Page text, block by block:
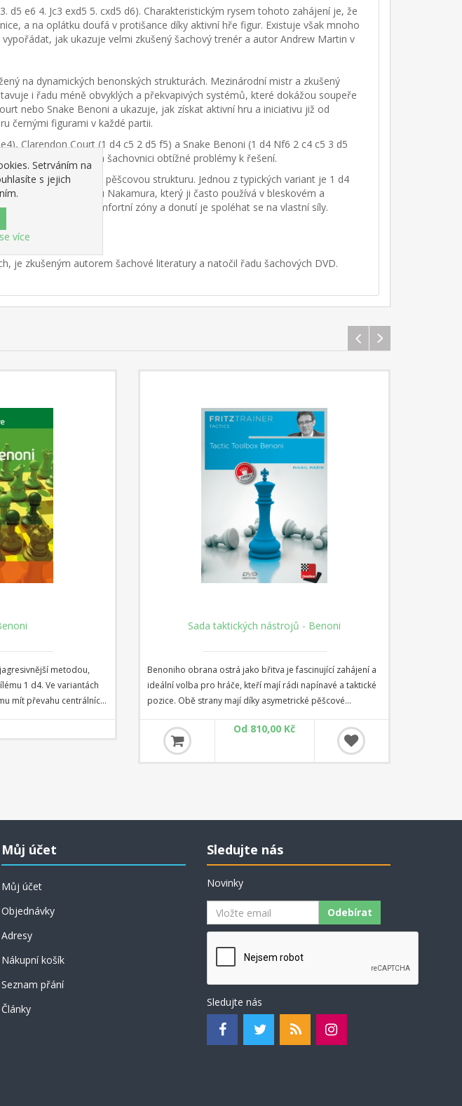
d5 e6 4. Jc3 exd5 5. cxd5 d6). Charakteristickým rysem tohoto zahájení je, že
a na oplátku doufá v protišance díky aktivní hře figur. Existuje však mnoho
jak ukazuje velmi zkušený šachový trenér a autor Andrew Martin v
na dynamických benonských strukturách. Mezinárodní mistr a zkušený
i řadu méně obvyklých a překvapivých systémů, které dokážou soupeře
nebo Snake Benoni a ukazuje, jak získat aktivní hru a iniciativu již od
černými figurami v každé partii.
Clarendon Court (1 d4 c5 2 d5 f5) a Snake Benoni (1 d4 Nf6 2 c4 c5 3 d5
kladou bílým na šachovnici obtížné problémy k řešení.
aby oslabil bílou pěšcovou strukturu. Jednou z typických variant je 1 d4
velmistr Hikaru Nakamura, který ji často používá v bleskovém a
hráče z jejich komfortní zóny a donutí je spoléhat se na vlastní síly.
chaosu.
je zkušeným autorem šachové literatury a natočil řadu šachových DVD.
- Benoni
je fascinující zahájení a
rádi napínavé a taktické
pěšcové
Kompletní průvodce Benoni systémy a strukturami
V knize: Benoniho systémy jsou popsány všechny klíčové
benoniho systémy kromě moderního benoniho.
Představuje rozmanité a praktické možnosti proti zahájení
pro solidní poziční hráče. Zahrnuty jsou odvážné obrany
jako kontroverzní Blumenfeldův kontrgambit a Benkův
gambit, oblíbený u nekompromisních velmistrů, jako jsou
účinkem používaly takové legendy jako Michail Tal, Bobby
černý v pozici výjimečnou nerovnováhu, která vede k
580,00 Kč
Můj účet
Můj účet
Objednávky
Adresy
Nákupní košík
Seznam přání
Články
Sledujte nás
Novinky
Odebírat
Sledujte nás
Setrváním na
s jejich
více